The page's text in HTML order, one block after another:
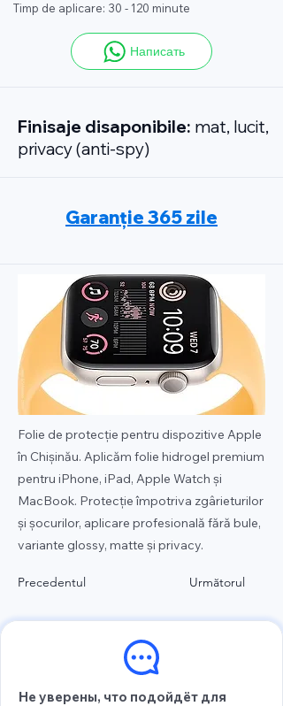
Timp de aplicare: 30 - 120 minute
Написать
Finisaje disaponibile: mat, lucit,
privacy (anti-spy)
Garanție 365 zile
Folie de protecție pentru dispozitive Apple
în Chișinău. Aplicăm folie hidrogel premium
pentru iPhone, iPad, Apple Watch și
MacBook. Protecție împotriva zgârieturilor
și șocurilor, aplicare profesională fără bule,
variante glossy, matte și privacy.
Precedentul Următorul
Не уверены, что подойдёт для